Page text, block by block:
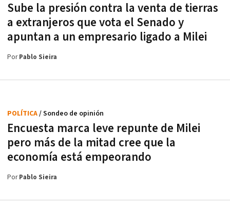
Sube la presión contra la venta de tierras
a extranjeros que vota el Senado y
apuntan a un empresario ligado a Milei
PorPablo Sieira
Encuesta marca leve repunte de Milei
pero más de la mitad cree que la
economía está empeorando
POLÍTICA/ Sondeo de opinión
PorPablo Sieira